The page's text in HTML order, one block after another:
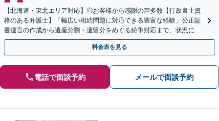
【北海道・東北エリア対応】◎お客様から感謝の声多数【行政書士資
格のある弁護士】「幅広い相続問題に対応できる豊富な経験」公正証
書遺言の作成から遺産分割・遺留分をめぐる紛争対応まで、状況に応
じた最適な方法をご提案します【夜間相談可】
料金表を見る
電話で面談予約 メールで面談予約